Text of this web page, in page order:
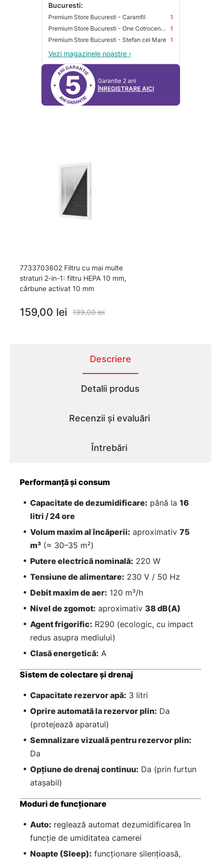
Bucuresti:
Premium Store Bucuresti - Caramfil
1
Premium Store Bucuresti - One Cotroceni Park
1
Premium Store Bucuresti - Stefan cel Mare 1
Vezi magazinele noastre ›
5
Garantie 2 ani
ÎNREGISTRARE AICI
7733703602 Filtru cu mai multe
straturi 2-in-1: filtru HEPA 10 mm,
cărbune activat 10 mm
159,00 lei 199,00 lei
Descriere
Detalii produs
Recenzii și evaluări
Întrebări
Performanță și consum
Capacitate de dezumidificare: până la 16
litri / 24 ore
Volum maxim al încăperii: aproximativ 75
m³ (≈ 30–35 m²)
Putere electrică nominală: 220 W
Tensiune de alimentare: 230 V / 50 Hz
Debit maxim de aer: 120 m³/h
Nivel de zgomot: aproximativ 38 dB(A)
Agent frigorific: R290 (ecologic, cu impact
redus asupra mediului)
Clasă energetică: A
Sistem de colectare și drenaj
Capacitate rezervor apă: 3 litri
Oprire automată la rezervor plin: Da
(protejează aparatul)
Semnalizare vizuală pentru rezervor plin:
Da
Opțiune de drenaj continuu: Da (prin furtun
atașabil)
Moduri de funcționare
Auto: reglează automat dezumidificarea în
funcție de umiditatea camerei
Noapte (Sleep): funcționare silențioasă,